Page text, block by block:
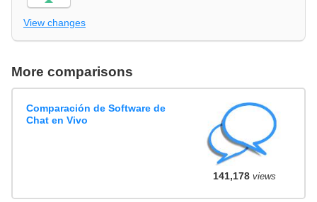
View changes
More comparisons
Comparación de Software de
Chat en Vivo
141,178views